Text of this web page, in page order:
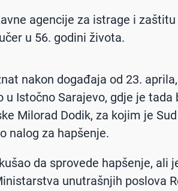
agencije za istrage i zaštitu
u 56. godini života.
nakon događaja od 23.
u Istočno Sarajevo, gdje je tada
Milorad Dodik, za kojim je
nalog za hapšenje.
da sprovede hapšenje, ali
unutrašnjih poslova